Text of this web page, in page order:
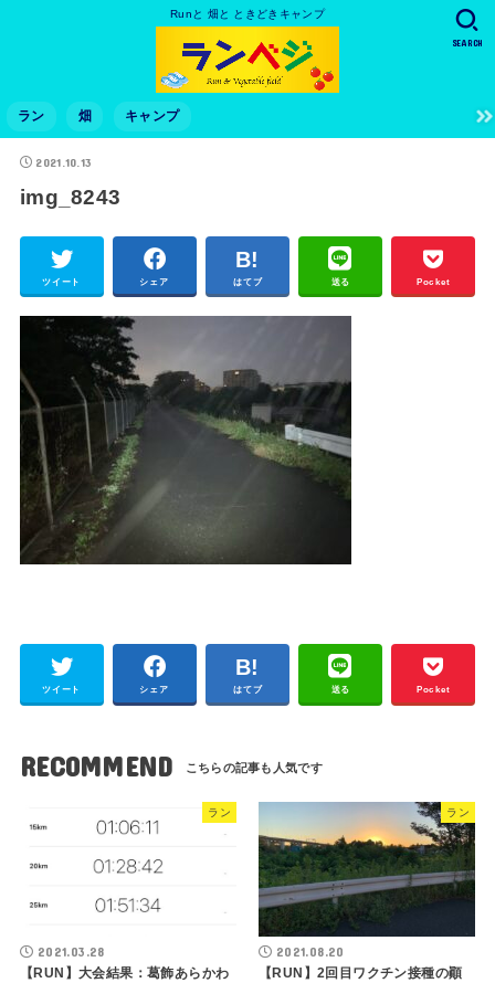
Runと 畑と ときどきキャンプ
ラン 畑 キャンプ
SEARCH
2021.10.13
img_8243
ツイート シェア はてブ 送る Pocket
ツイート シェア はてブ 送る Pocket
RECOMMEND
ラン
2021.03.28
【RUN】大会結果：葛飾あらかわ
ラン
2021.08.20
【RUN】2回目ワクチン接種の顚